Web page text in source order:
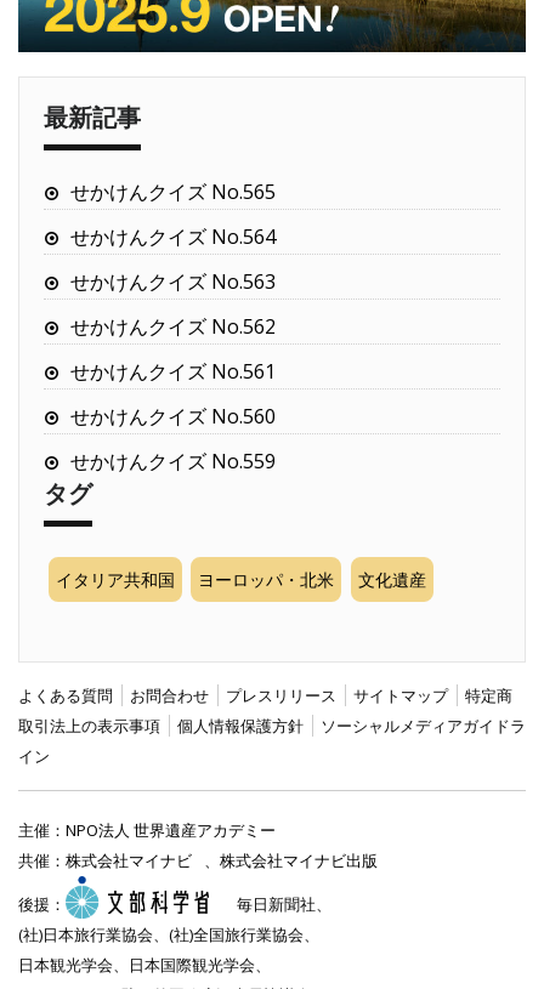
最新記事
せかけんクイズ No.565
せかけんクイズ No.564
せかけんクイズ No.563
せかけんクイズ No.562
せかけんクイズ No.561
せかけんクイズ No.560
せかけんクイズ No.559
タグ
イタリア共和国 ヨーロッパ・北米 文化遺産
よくある質問 お問合わせ プレスリリース サイトマップ
特定商
取引法上の表示事項
個人情報保護方針
ソーシャルメディアガイドラ
イン
主催： NPO法人 世界遺産アカデミー
共催： 株式会社マイナビ 、 株式会社マイナビ出版
後援：
毎日新聞社、
(社)日本旅行業協会、(社)全国旅行業協会、
日本観光学会、日本国際観光学会、